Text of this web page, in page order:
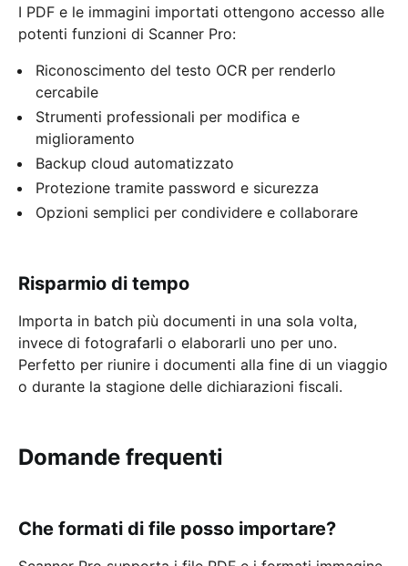
I PDF e le immagini importati ottengono accesso alle
potenti funzioni di Scanner Pro:
Riconoscimento del testo OCR per renderlo
cercabile
Strumenti professionali per modifica e
miglioramento
Backup cloud automatizzato
Protezione tramite password e sicurezza
Opzioni semplici per condividere e collaborare
Risparmio di tempo
Importa in batch più documenti in una sola volta,
invece di fotografarli o elaborarli uno per uno.
Perfetto per riunire i documenti alla fine di un viaggio
o durante la stagione delle dichiarazioni fiscali.
Domande frequenti
Che formati di file posso importare?